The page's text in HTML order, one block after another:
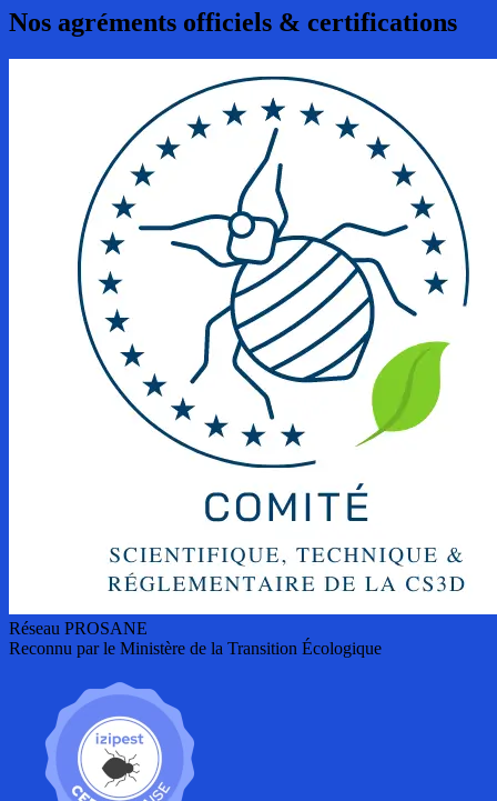
Nos agréments officiels & certifications
Réseau PROSANE
Reconnu par le Ministère de la Transition Écologique